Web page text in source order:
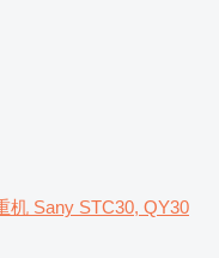
机 Sany STC30, QY30